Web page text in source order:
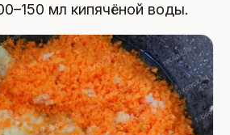
мл кипячёной воды.